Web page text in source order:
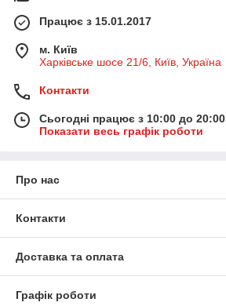
Працює з 15.01.2017
м. Київ
Харківське шосе 21/6, Київ, Україна
Контакти
Сьогодні працює з 10:00 до 20:00
Показати весь графік роботи
Про нас
Контакти
Доставка та оплата
Графік роботи